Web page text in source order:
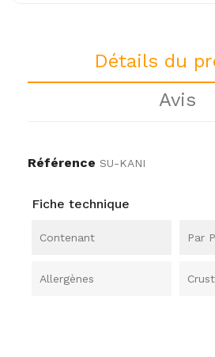
Détails du
Avis
Référence SU-KANI
Fiche technique
Contenant Par
Allergènes